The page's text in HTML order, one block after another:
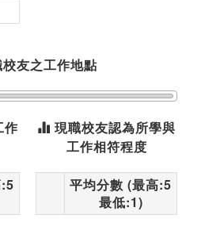
友之工作地點
作
現職校友認為所學與
工作相符程度
平均分數 (最高:5
最低:1)